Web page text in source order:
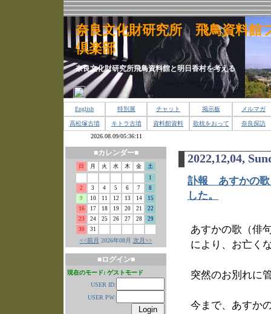
奈良文化財研究所 飛鳥資料館
倶楽部
奈良文化財研究所飛鳥資料館と明日香村を考える
English 特別展 チャット 掲示板 メルマガ
高松塚古墳 キトラ古墳 資料館資料 歌枕をおって 奈良探訪
■カレンダー■
日 月 火 水 木 金
土
1
2
3 4 5 6 7
8
9
10 11 12 13 14
15
16
17 18 19 20 21
22
23
24 25 26 27 28
29
30
31
<<前月 2026年08月 次月>>
■ログイン■
現在のモード: ゲストモード
USER ID:
USER PW:
2022,12,04,
訃報 あすかの歌
した。
あすかの歌（俳
により、お亡く
突然のお別れに
今まで、あすか